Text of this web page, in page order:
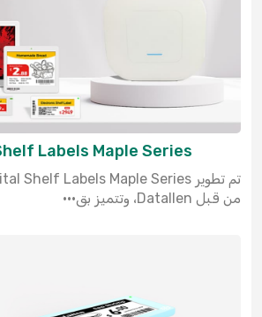
Labels Maple Series
من قبل Datallen، وتتميز بق···